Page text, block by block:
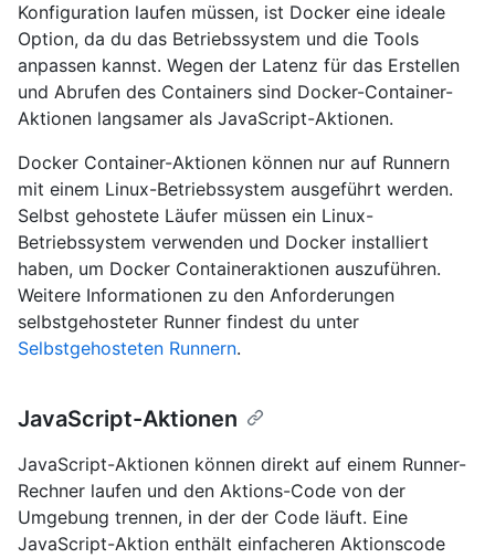
Konfiguration laufen müssen, ist Docker eine ideale
Option, da du das Betriebssystem und die Tools
anpassen kannst. Wegen der Latenz für das Erstellen
und Abrufen des Containers sind Docker-Container-
Aktionen langsamer als JavaScript-Aktionen.
Docker Container-Aktionen können nur auf Runnern
mit einem Linux-Betriebssystem ausgeführt werden.
Selbst gehostete Läufer müssen ein Linux-
Betriebssystem verwenden und Docker installiert
haben, um Docker Containeraktionen auszuführen.
Weitere Informationen zu den Anforderungen
selbstgehosteter Runner findest du unter
Selbstgehosteten Runnern.
JavaScript-Aktionen
JavaScript-Aktionen können direkt auf einem Runner-
Rechner laufen und den Aktions-Code von der
Umgebung trennen, in der der Code läuft. Eine
JavaScript-Aktion enthält einfacheren Aktionscode